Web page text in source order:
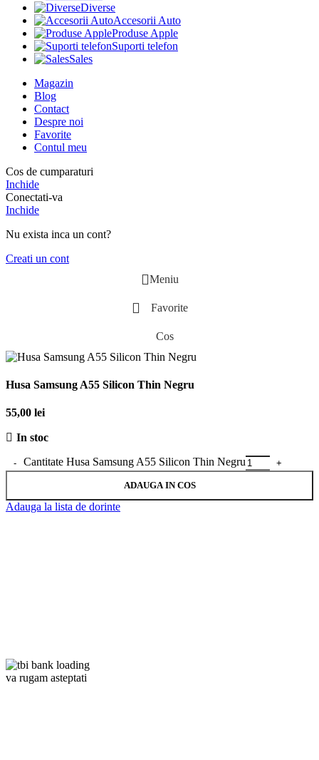
Diverse
Accesorii Auto
Produse Apple
Suporti telefon
Sales
Magazin
Blog
Contact
Despre noi
Favorite
Contul meu
Cos de cumparaturi
Inchide
Conectati-va
Inchide
Nu exista inca un cont?
Creati un cont
Meniu
Favorite
Cos
Husa Samsung A55 Silicon Thin Negru
55,00 lei
In stoc
Cantitate Husa Samsung A55 Silicon Thin Negru
ADAUGA IN COS
Adauga la lista de dorinte
va rugam asteptati